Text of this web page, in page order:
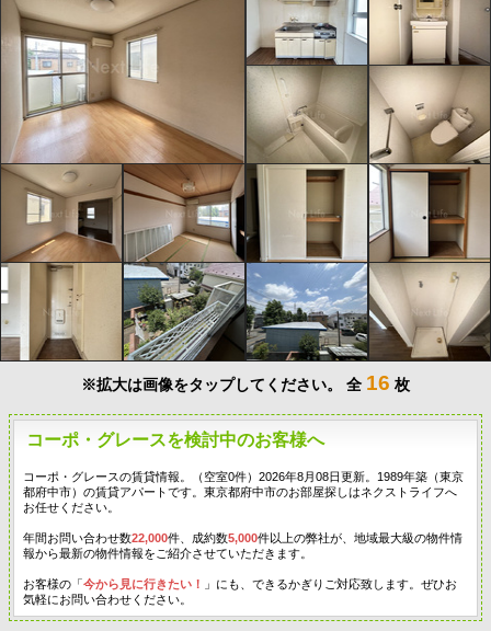
※拡大は画像をタップしてください。 全 16 枚
コーポ・グレースを検討中のお客様へ
コーポ・グレースの賃貸情報。（空室0件）2026年8月08日更新。1989年築（東京
都府中市）の賃貸アパートです。東京都府中市のお部屋探しはネクストライフへ
お任せください。
年間お問い合わせ数22,000件、成約数5,000件以上の弊社が、地域最大級の物件情
報から最新の物件情報をご紹介させていただきます。
お客様の「今から見に行きたい！
」にも、できるかぎりご対応致します。ぜひお
気軽にお問い合わせください。